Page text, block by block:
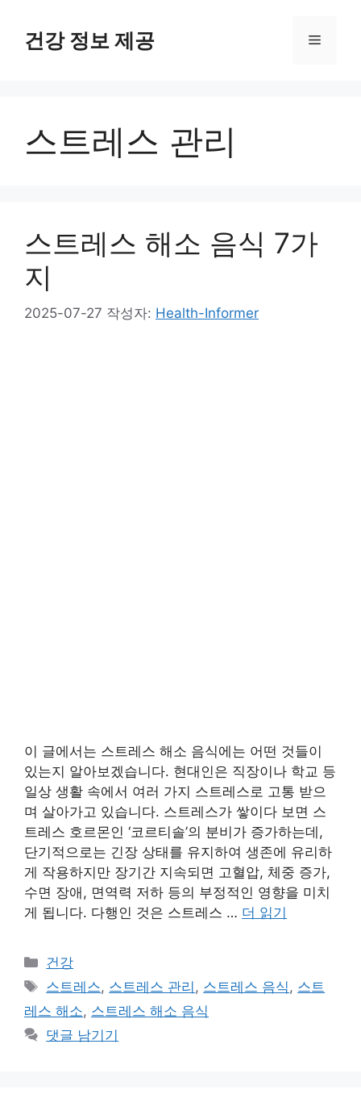
건강 정보 제공 메
스트레스 관리
스트레스 해소 음식 7가
지
2025-07-27 작성자: Health-Informer
이 글에서는 스트레스 해소 음식에는 어떤 것들이
있는지 알아보겠습니다. 현대인은 직장이나 학교 등
일상 생활 속에서 여러 가지 스트레스로 고통 받으
며 살아가고 있습니다. 스트레스가 쌓이다 보면 스
트레스 호르몬인 ‘코르티솔’의 분비가 증가하는데,
단기적으로는 긴장 상태를 유지하여 생존에 유리하
게 작용하지만 장기간 지속되면 고혈압, 체중 증가,
수면 장애, 면역력 저하 등의 부정적인 영향을 미치
게 됩니다. 다행인 것은 스트레스 … 더 읽기
카
테
리
건강
태
그
스트레스, 스트레스 관리 , 스트레스 음식 , 스트
레스 해소, 스트레스 해소 음식
댓글 남기기